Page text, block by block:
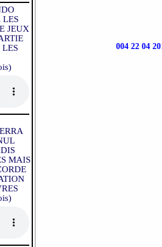
LES
JEUX
LES
MAIS
004 22 04